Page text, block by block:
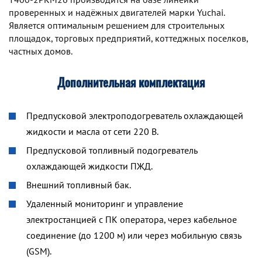
проверенных и надёжных двигателей марки Yuchai.
Является оптимальным решением для строительных
площадок, торговых предприятий, коттеджных поселков,
частных домов.
Дополнительная комплектация
Предпусковой электроподогреватель охлаждающей
жидкости и масла от сети 220 В.
Предпусковой топливный подогреватель
охлаждающей жидкости ПЖД.
Внешний топливный бак.
Удаленный мониторинг и управление
электростанцией с ПК оператора, через кабельное
соединение (до 1200 м) или через мобильную связь
(GSM).